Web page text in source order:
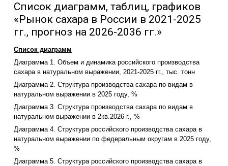
Список диаграмм, таблиц, графиков
«Рынок сахара в России в 2021-2025
гг., прогноз на 2026-2036 гг.»
Список диаграмм
Диаграмма 1. Объем и динамика российского производства
сахара в натуральном выражении, 2021-2025 гг., тыс. тонн
Диаграмма 2. Структура производства сахара по видам в
натуральном выражении в 2025 году, %
Диаграмма 3. Структура производства сахара по видам в
натуральном выражении в 2кв.2026 г., %
Диаграмма 4. Структура российского производства сахара в
натуральном выражении по федеральным округам в 2025 году,
%
Диаграмма 5. Структура российского производства сахара в